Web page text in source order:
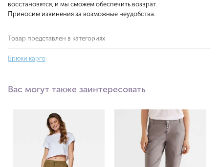
восстановятся, и мы сможем обеспечить возврат.
Приносим извинения за возможные неудобства.
Товар представлен в категориях
Брюки карго
Вас могут также заинтересовать